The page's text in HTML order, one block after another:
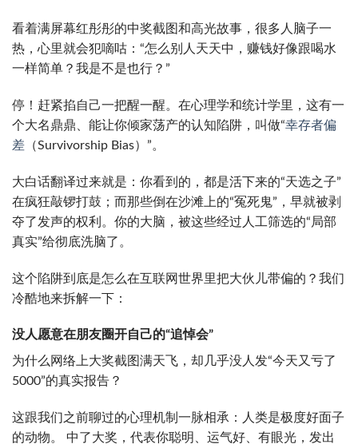
看着满屏幕红彤彤的中奖截图和高光故事，很多人脑子一
热，心里就会犯嘀咕：“怎么别人天天中，赚钱好像跟喝水
一样简单？我是不是也行？”
停！赶紧掐自己一把醒一醒。在心理学和统计学里，这有一
个大名鼎鼎、能让你倾家荡产的认知陷阱，叫做“幸存者偏
差 （Survivorship Bias）”。
大白话翻译过来就是：你看到的，都是活下来的“天选之子”
在疯狂敲锣打鼓；而那些倒在沙滩上的“冤死鬼”，早就被剥
夺了发声的权利。你的大脑，被这些经过人工筛选的“局部
真实”给彻底洗脑了。
这个陷阱到底是怎么在互联网世界里把大伙儿带偏的？我们
冷酷地来拆解一下：
没人愿意在朋友圈开自己的“追悼会”
为什么网络上大奖截图满天飞，却几乎没人发“今天又亏了
5000”的真实报告？
这跟我们之前聊过的心理机制一脉相承：人类是极度好面子
的动物。 中了大奖，代表你聪明、运气好、有眼光，发出